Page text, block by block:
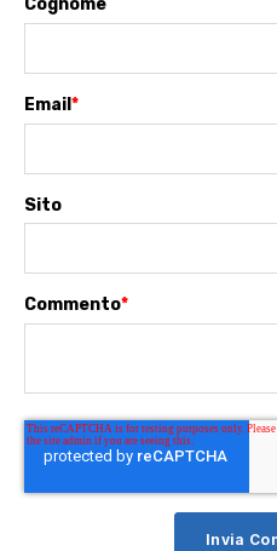
Cognome
Email *
Sito
Commento*